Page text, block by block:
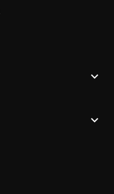
expand_more
expand_more